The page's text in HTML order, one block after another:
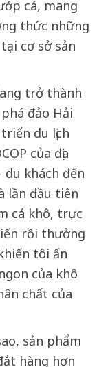
cá, mang
thức những
cơ sở sản
trở thành
đảo Hải
du lịch
của địa
du khách đến
lần đầu tiên
cá khô, trực
rồi thưởng
tôi ấn
của khô
chất của
sản phẩm
hàng hơn